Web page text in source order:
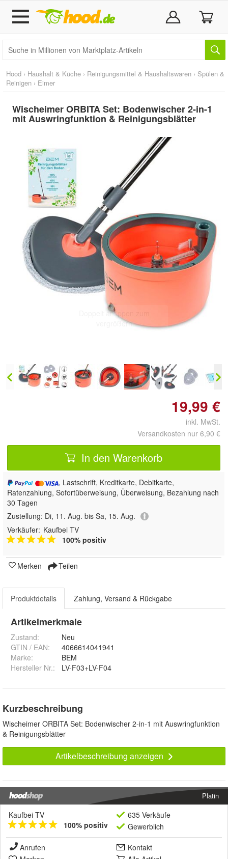
Hood › Haushalt & Küche › Reinigungsmittel & Haushaltswaren › Spülen &
Reinigen › Eimer
Wischeimer ORBITA Set: Bodenwischer 2-in-1
mit Auswringfunktion & Reinigungsblätter
Doppelt antippen zum
vergrößern
19,99 €
inkl. MwSt.
Versandkosten nur 6,90 €
In den Warenkorb
, Lastschrift, Kreditkarte, Debitkarte,
Ratenzahlung, Sofortüberweisung, Überweisung, Bezahlung nach
30 Tagen
Zustellung: Di, 11. Aug. bis Sa, 15. Aug.
Verkäufer: Kaufbei TV
100% positiv
Merken Teilen
Produktdetails Zahlung, Versand & Rückgabe
Artikelmerkmale
Zustand:
Neu
GTIN / EAN:
4066614041941
Marke:
BEM
Hersteller Nr.:
LV-F03+LV-F04
Kurzbeschreibung
Wischeimer ORBITA Set: Bodenwischer 2-in-1 mit Auswringfunktion
& Reinigungsblätter
Artikelbeschreibung anzeigen
Platin
Kaufbei TV
100% positiv
635 Verkäufe
Gewerblich
Anrufen
Kontakt